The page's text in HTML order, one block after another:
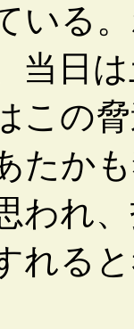
いる
当日
この
たか
われ
れる